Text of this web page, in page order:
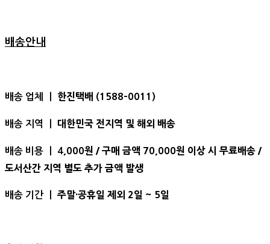
배송안내
배송 업체 ㅣ 한진택배 (1588-0011)
배송 지역 ㅣ 대한민국 전지역 및 해외 배송
배송 비용 ㅣ 4 ,000원 / 구매 금액 70,000원 이상 시 무료배송 /
도서산간 지역 별도 추가 금액 발생
배송 기간 ㅣ 주말·공휴일 제외 2일 ~ 5일